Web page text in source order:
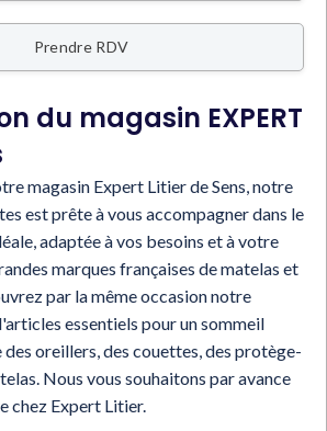
Prendre RDV
du magasin EXPERT
magasin Expert Litier de Sens, notre
est prête à vous accompagner dans le
adaptée à vos besoins et à votre
marques françaises de matelas et
par la même occasion notre
essentiels pour un sommeil
oreillers, des couettes, des protège-
Nous vous souhaitons par avance
chez Expert Litier.